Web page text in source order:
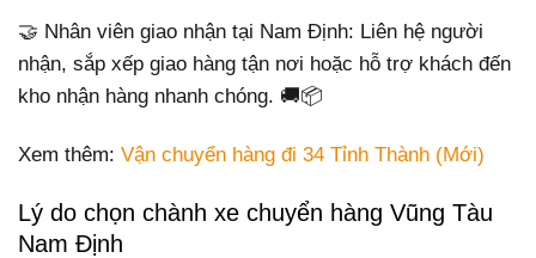
🤝 Nhân viên giao nhận tại Nam Định: Liên hệ người
nhận, sắp xếp giao hàng tận nơi hoặc hỗ trợ khách đến
kho nhận hàng nhanh chóng. 🚚📦
Xem thêm: Vận chuyển hàng đi 34 Tỉnh Thành (Mới)
Lý do chọn chành xe chuyển hàng Vũng Tàu
Nam Định